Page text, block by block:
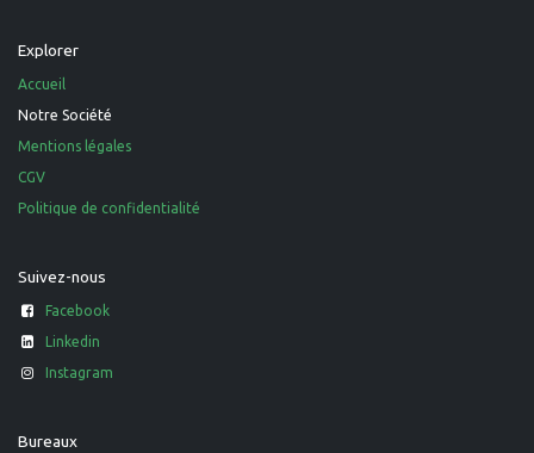
Explorer
Accueil
Notre Société
Mentions légales
CGV
Politique de confidentialité
Suivez-nous
Facebook
Linkedin
Instagram
Bureaux